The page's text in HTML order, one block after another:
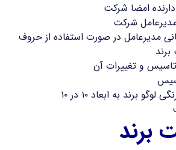
امضا شرکت
شرکت
مدیرعامل در صورت استفاده از حروف
تاسیس و تغییرات آن
برند